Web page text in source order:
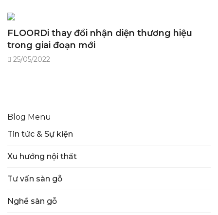
FLOORDi thay đổi nhận diện thương hiệu
trong giai đoạn mới
25/05/2022
Blog Menu
Tin tức & Sự kiện
Xu hướng nội thất
Tư vấn sàn gỗ
Nghề sàn gỗ